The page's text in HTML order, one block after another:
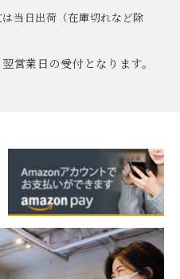
当日出荷（在庫切れなど除
営業日の受付となります。